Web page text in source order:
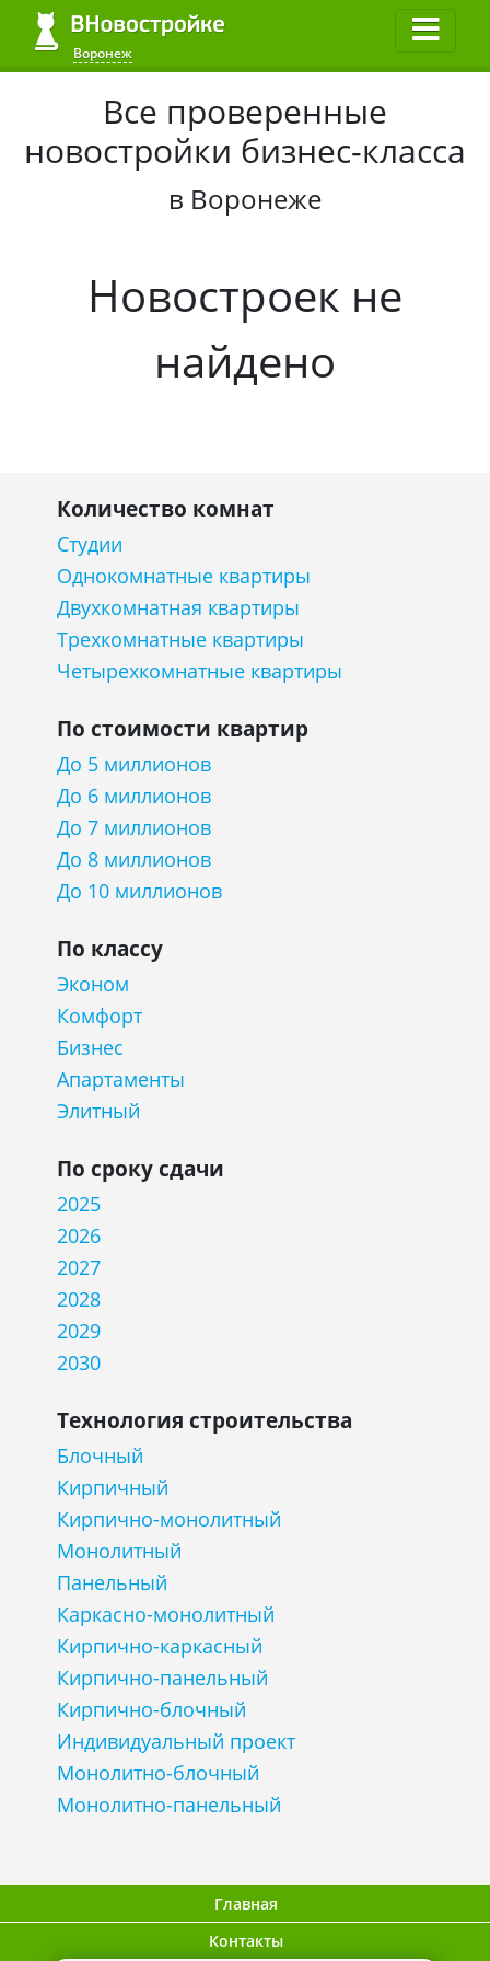
Воронеж
Все проверенные
новостройки бизнес-класса
в Воронеже
Новостроек не
найдено
Количество комнат
Студии
Однокомнатные квартиры
Двухкомнатная квартиры
Трехкомнатные квартиры
Четырехкомнатные квартиры
По стоимости квартир
До 5 миллионов
До 6 миллионов
До 7 миллионов
До 8 миллионов
До 10 миллионов
По классу
Эконом
Комфорт
Бизнес
Апартаменты
Элитный
По сроку сдачи
2025
2026
2027
2028
2029
2030
Технология строительства
Блочный
Кирпичный
Кирпично-монолитный
Монолитный
Панельный
Каркасно-монолитный
Кирпично-каркасный
Кирпично-панельный
Кирпично-блочный
Индивидуальный проект
Монолитно-блочный
Монолитно-панельный
Главная
Контакты